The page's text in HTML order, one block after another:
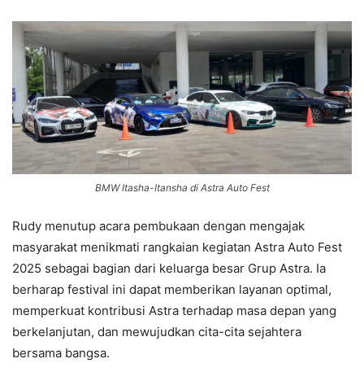
BMW Itasha-Itansha di Astra Auto Fest
Rudy menutup acara pembukaan dengan mengajak
masyarakat menikmati rangkaian kegiatan Astra Auto Fest
2025 sebagai bagian dari keluarga besar Grup Astra. Ia
berharap festival ini dapat memberikan layanan optimal,
memperkuat kontribusi Astra terhadap masa depan yang
berkelanjutan, dan mewujudkan cita-cita sejahtera
bersama bangsa.